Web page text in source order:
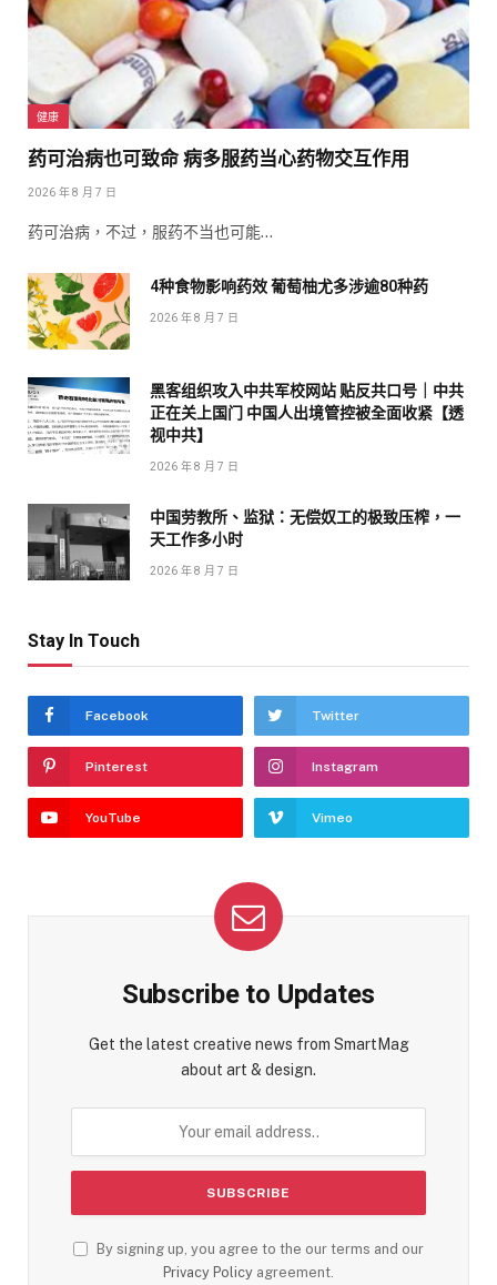
健康
药可治病也可致命 病多服药当心药物交互作用
2026 年 8 月 7 日
药可治病，不过，服药不当也可能…
4种食物影响药效 葡萄柚尤多涉逾80种药
2026 年 8 月 7 日
黑客组织攻入中共军校网站 贴反共口号｜中共
正在关上国门 中国人出境管控被全面收紧【透
视中共】
2026 年 8 月 7 日
中国劳教所、监狱：无偿奴工的极致压榨，一
天工作多小时
2026 年 8 月 7 日
Stay In Touch
Facebook Twitter
Pinterest Instagram
YouTube Vimeo
Subscribe to Updates
Get the latest creative news from SmartMag
about art & design.
By signing up, you agree to the our terms and our
Privacy Policy agreement.